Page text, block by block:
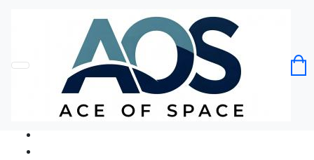
Без категорії
Футболка Лінивець обличчя лінивця
Код товару: Ace5331